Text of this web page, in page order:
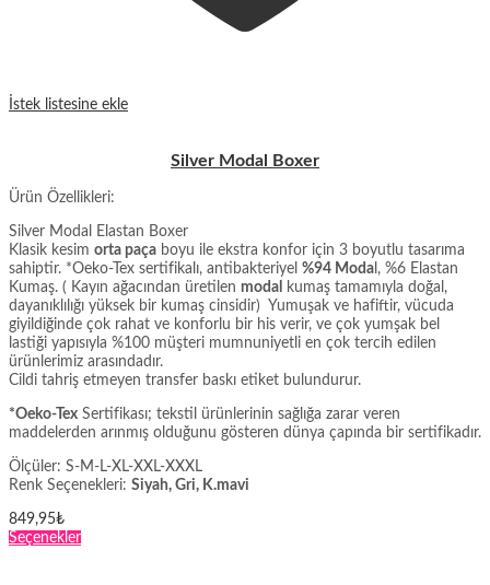
İstek listesine ekle
Silver Modal Boxer
Ürün Özellikleri:
Silver Modal Elastan Boxer
Klasik kesim orta paça boyu ile ekstra konfor için 3 boyutlu tasarıma
sahiptir. *Oeko-Tex sertifikalı, antibakteriyel %94 Moda l, %6 Elastan
Kumaş. ( Kayın ağacından üretilen modal
kumaş tamamıyla doğal,
dayanıklılığı yüksek bir kumaş cinsidir) Yumuşak ve hafiftir, vücuda
giyildiğinde çok rahat ve konforlu bir his verir, ve çok yumşak bel
lastiği yapısıyla %100 müşteri mumnuniyetli en çok tercih edilen
ürünlerimiz arasındadır.
Cildi tahriş etmeyen transfer baskı etiket bulundurur.
*Oeko-Tex Sertifikası; tekstil ürünlerinin sağlığa zarar veren
maddelerden arınmış olduğunu gösteren dünya çapında bir sertifikadır.
Ölçüler: S-M-L-XL-XXL-XXXL
Renk Seçenekleri: Siyah, Gri, K.mavi
849,95₺
SeçeneklerBu